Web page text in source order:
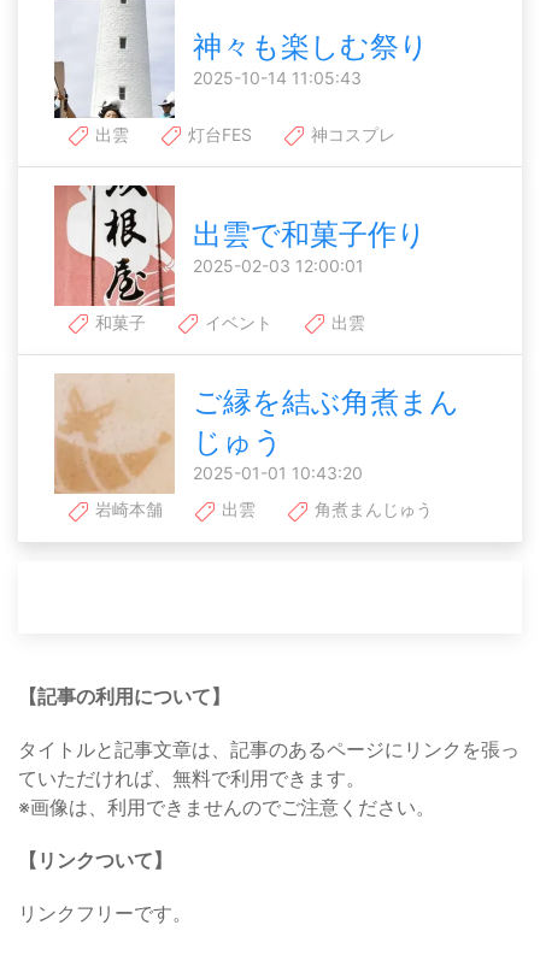
神々も楽しむ祭り
2025-10-14 11:05:43
出雲 灯台FES 神コスプレ
出雲で和菓子作り
2025-02-03 12:00:01
和菓子 イベント 出雲
ご縁を結ぶ角煮まん
じゅう
2025-01-01 10:43:20
岩崎本舗
出雲 角煮まんじゅう
【記事の利用について】
タイトルと記事文章は、記事のあるページにリンクを張っ
ていただければ、無料で利用できます。
※画像は、利用できませんのでご注意ください。
【リンクついて】
リンクフリーです。